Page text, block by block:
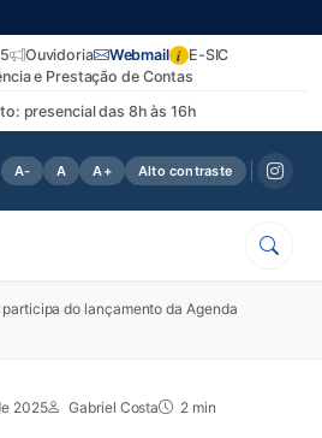
presencial das 8h às 16h
Ouvidoria Webmail i E-SIC
e Prestação de Contas
A- A A+ Alto contraste
do lançamento da Agenda
2025 Gabriel Costa 2 min